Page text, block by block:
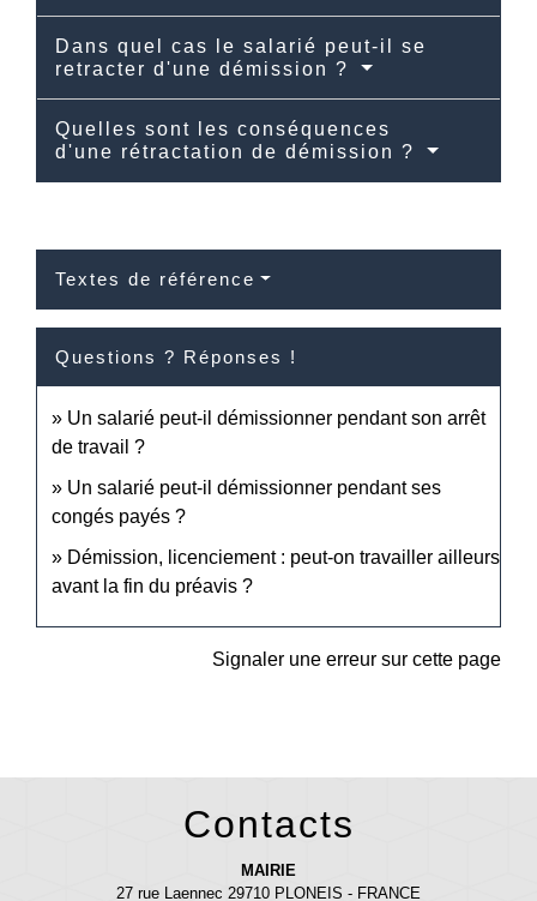
Dans quel cas le salarié peut-il se
retracter d'une démission ?
Quelles sont les conséquences
d'une rétractation de démission ?
Textes de référence
Questions ? Réponses !
Un salarié peut-il démissionner pendant son arrêt
de travail ?
Un salarié peut-il démissionner pendant ses
congés payés ?
Démission, licenciement : peut-on travailler ailleurs
avant la fin du préavis ?
Signaler une erreur sur cette page
Contacts
MAIRIE
27 rue Laennec 29710 PLONEIS - FRANCE